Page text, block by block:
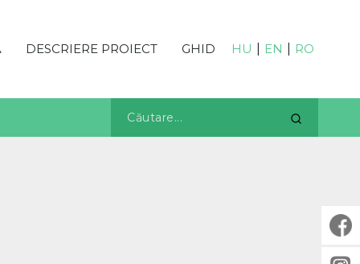
DESCRIERE PROIECT GHID HU EN RO